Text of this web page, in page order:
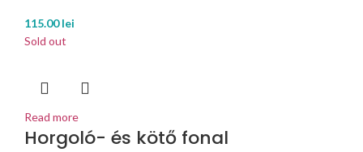
115.00lei
Sold out
Read more
Horgoló- és kötő fonal